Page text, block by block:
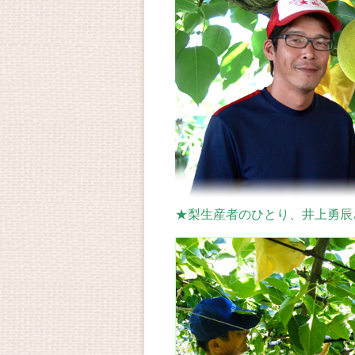
★梨生産者のひとり、井上勇辰